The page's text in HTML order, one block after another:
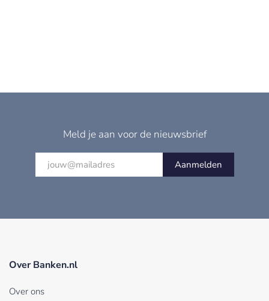
Meld je aan voor de nieuwsbrief
Aanmelden
Over Banken.nl
Over ons